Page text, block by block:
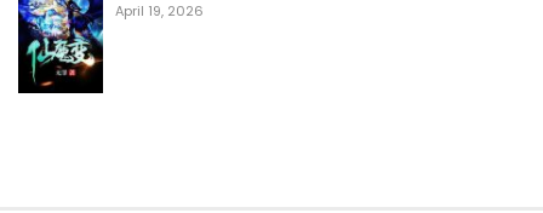
April 19, 2026